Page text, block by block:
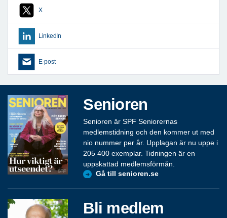
X
LinkedIn
E-post
Senioren
Senioren är SPF Seniorernas
medlemstidning och den kommer ut med
nio nummer per år. Upplagan är nu uppe i
205 400 exemplar. Tidningen är en
uppskattad medlemsförmån.
Gå till senioren.se
Bli medlem